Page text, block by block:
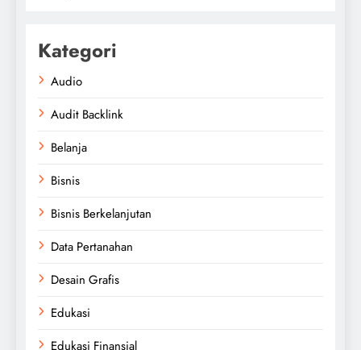
Kategori
Audio
Audit Backlink
Belanja
Bisnis
Bisnis Berkelanjutan
Data Pertanahan
Desain Grafis
Edukasi
Edukasi Finansial